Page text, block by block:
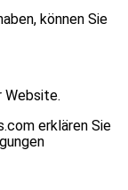
können Sie
Website.
erklären Sie